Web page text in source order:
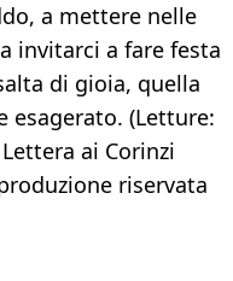
a mettere nelle
invitarci a fare festa
di gioia, quella
esagerato. (Letture:
ai Corinzi
riservata